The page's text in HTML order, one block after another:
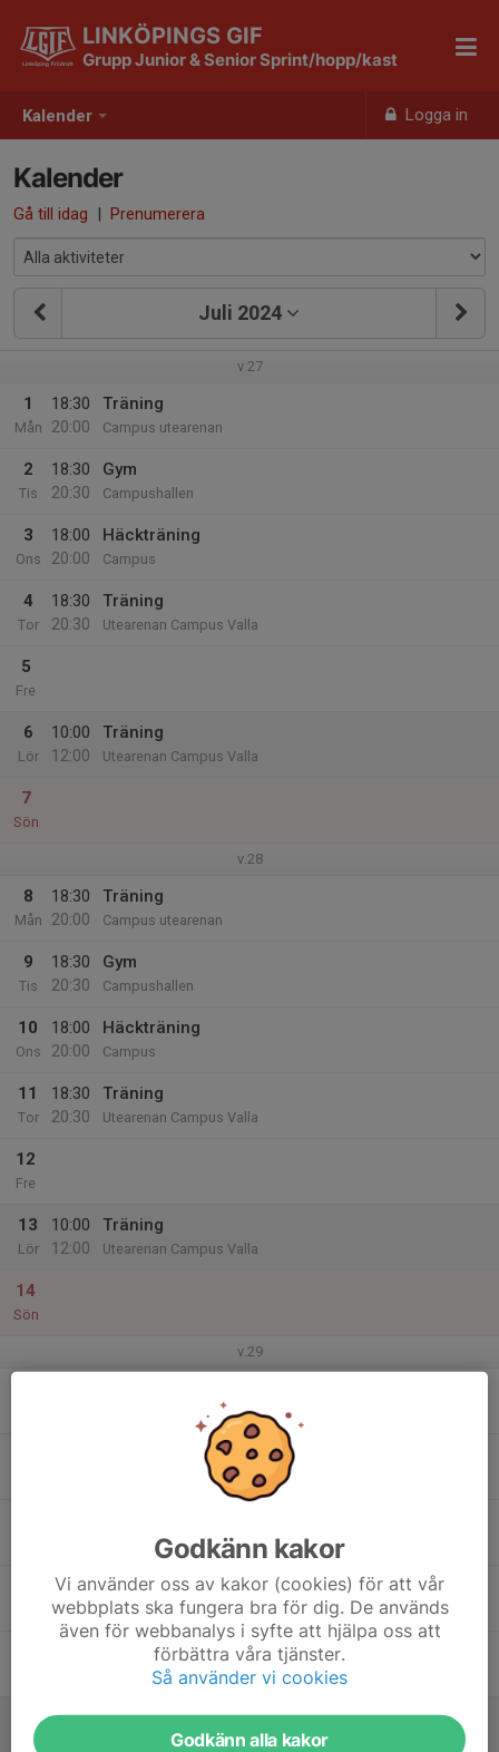
Kalender Logga in
LINKÖPINGS GIF
Grupp Junior & Senior Sprint/hopp/kast
Kalender
Gå till idag | Prenumerera
Juli 2024
v.27
1
Mån
18:30
20:00
Träning
Campus utearenan
2
Tis
18:30
20:30
Gym
Campushallen
3
Ons
18:00
20:00
Häckträning
Campus
4
Tor
18:30
20:30
Träning
Utearenan Campus Valla
5
Fre
6
Lör
10:00
12:00
Träning
Utearenan Campus Valla
7
Sön
v.28
8
Mån
18:30
20:00
Träning
Campus utearenan
9
Tis
18:30
20:30
Gym
Campushallen
10
Ons
18:00
20:00
Häckträning
Campus
11
Tor
18:30
20:30
Träning
Utearenan Campus Valla
12
Fre
13
Lör
10:00
12:00
Träning
Utearenan Campus Valla
14
Sön
v.29
Campus utearenan
Campus
18:30
20:30
Träning
Utearenan Campus Valla
Lör
10:00
Träning
Utearenan Campus Valla
Godkänn kakor
Vi använder oss av kakor (cookies) för att vår
webbplats ska fungera bra för dig. De används
även för webbanalys i syfte att hjälpa oss att
förbättra våra tjänster.
Så använder vi cookies
Godkänn alla kakor